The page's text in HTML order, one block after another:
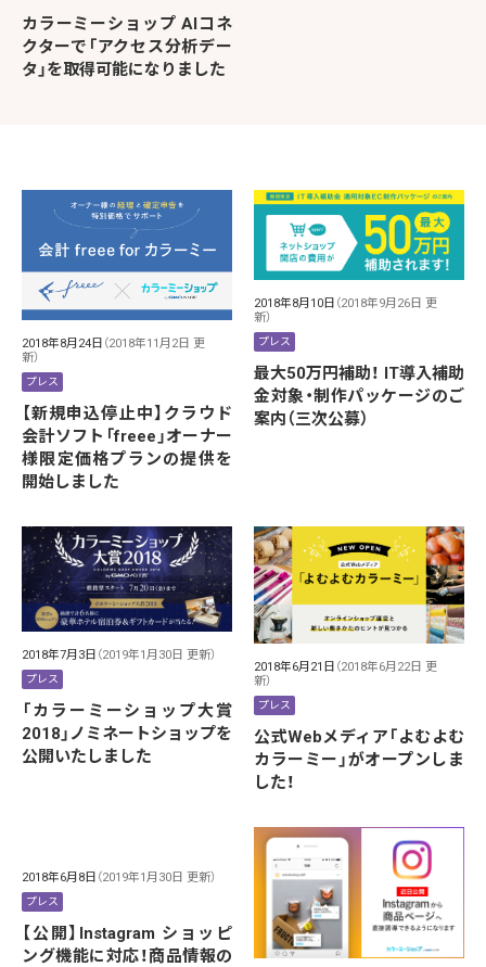
カラーミーショップ AIコネ
クターで「アクセス分析デー
タ」を取得可能になりました
2018年8月24日 （2018年11月2日 更
新）
プレス
【新規申込停止中】クラウド
会計ソフト「freee」オーナー
様限定価格プランの提供を
開始しました
2018年8月10日 （2018年9月26日 更
新）
プレス
最大50万円補助！ IT導入補助
金対象・制作パッケージのご
案内（三次公募）
2018年7月3日 （2019年1月30日 更新）
プレス
「カラーミーショップ大賞
2018」ノミネートショップを
公開いたしました
2018年6月21日 （2018年6月22日 更
新）
プレス
公式Webメディア「よむよむ
カラーミー」がオープンしま
した！
2018年6月8日 （2019年1月30日 更新）
プレス
【公開】Instagram ショッピ
ング機能に対応！商品情報の